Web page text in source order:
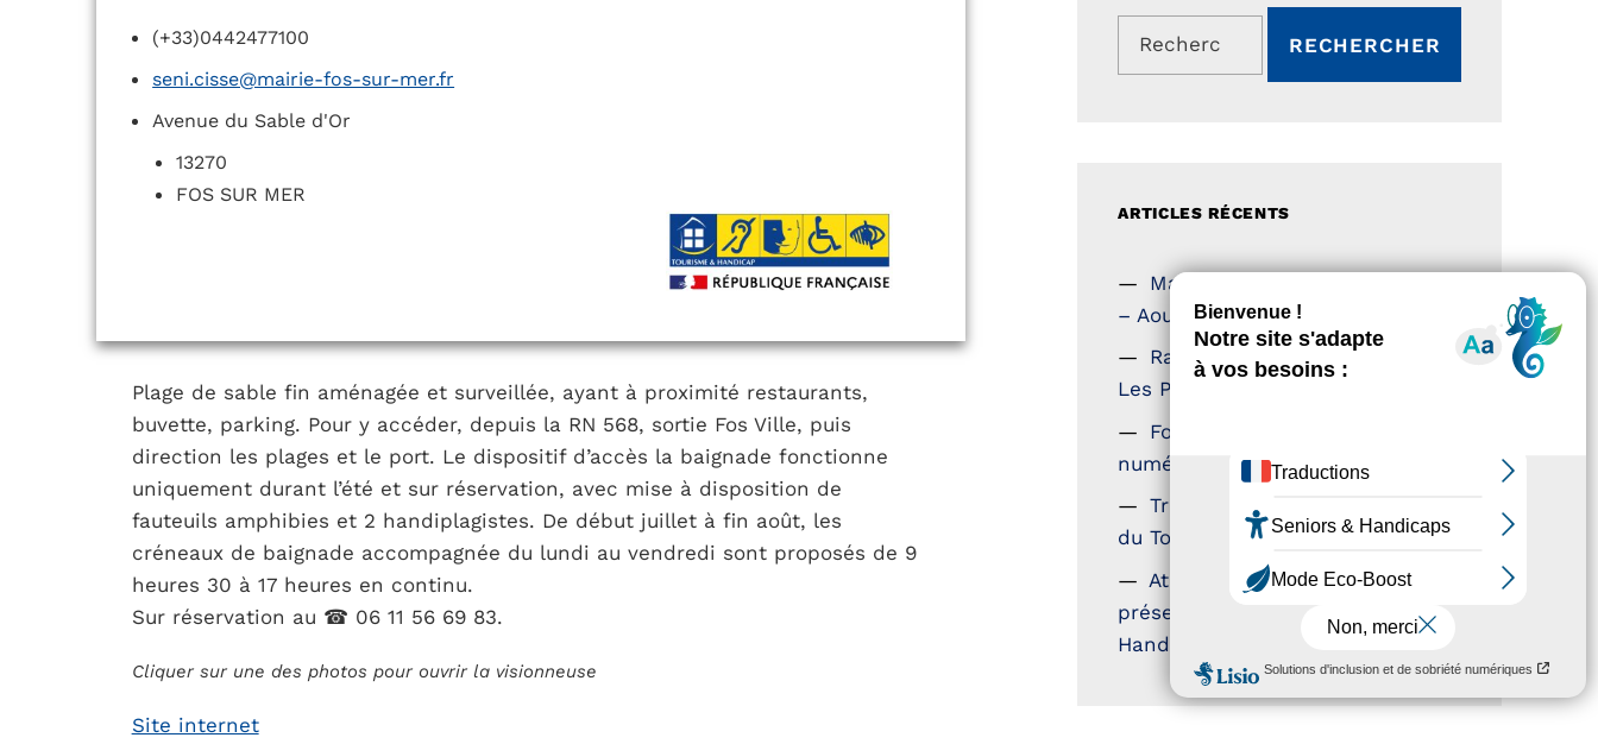
(+33)0442477100
seni.cisse@mairie-fos-sur-mer.fr
Avenue du Sable d'Or
13270
FOS SUR MER
Plage de sable fin aménagée et surveillée, ayant à proximité restaurants,
buvette, parking. Pour y accéder, depuis la RN 568, sortie Fos Ville, puis
direction les plages et le port. Le dispositif d’accès la baignade fonctionne
uniquement durant l’été et sur réservation, avec mise à disposition de
fauteuils amphibies et 2 handiplagistes. De début juillet à fin août, les
créneaux de baignade accompagnée du lundi au vendredi sont proposés de 9
heures 30 à 17 heures en continu.
Sur réservation au ☎ 06 11 56 69 83.
Cliquer sur une des photos pour ouvrir la visionneuse
Site internet
Rechercher :
ARTICLES RÉCENTS
Magazine Tourisme Accessible
– Aout 2026
Rallye Aicha des Gazelles –
Les Petillantes
Formation Communication
numérique
Trophées Horizons – Acteurs
du Tourisme Durable
Atout France – flyer
présentation label Tourisme &
Handicap